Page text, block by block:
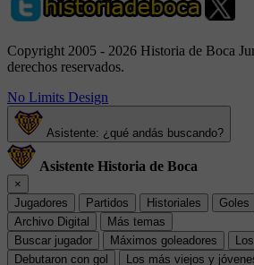
Copyright 2005 - 2026 Historia de Boca
derechos reservados.
No Limits Design
Asistente: ¿qué andás buscando?
Asistente Historia de Boca
×
Jugadores
Partidos Historiales Goles
Archivo Digital
Más temas
Buscar jugador
Máximos goleadores
Debutaron con gol
Los más viejos y